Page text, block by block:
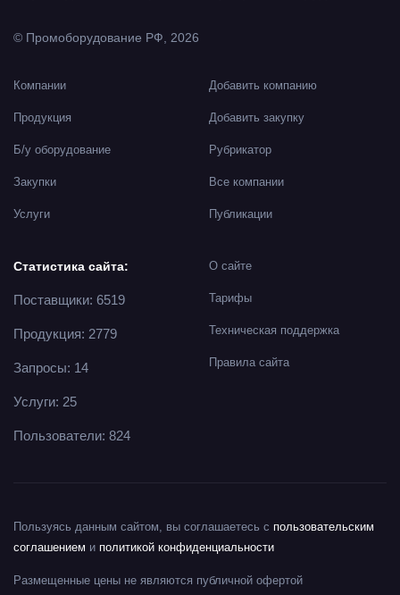
© Промоборудование РФ, 2026
Компании
Продукция
Б/у оборудование
Закупки
Услуги
Добавить компанию
Добавить закупку
Рубрикатор
Все компании
Публикации
О сайте
Тарифы
Техническая поддержка
Правила сайта
Статистика сайта:
Поставщики: 6519
Продукция: 2779
Запросы: 14
Услуги: 25
Пользователи: 824
Пользуясь данным сайтом, вы соглашаетесь с пользовательским
соглашением и политикой конфиденциальности
Размещенные цены не являются публичной офертой